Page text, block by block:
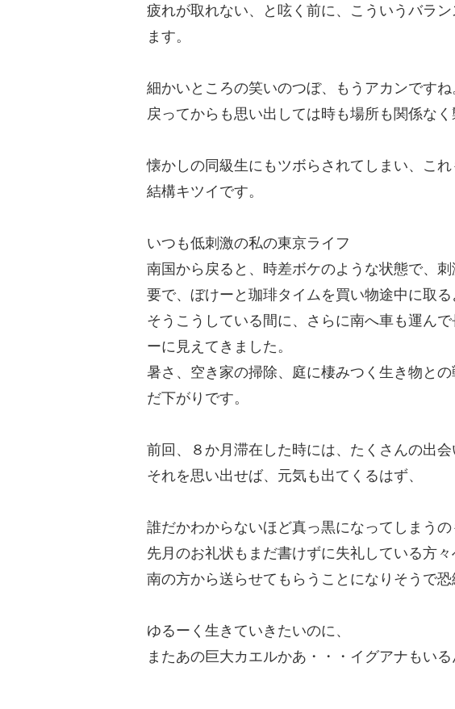
疲れが取れない、と呟く前に、こういうバラ
ます。
細かいところの笑いのつぼ、もうアカンですね
戻ってからも思い出しては時も場所も関係な
懐かしの同級生にもツボらされてしまい、こ
結構キツイです。
いつも低刺激の私の東京ライフ
南国から戻ると、時差ボケのような状態で、
要で、ぼけーと珈琲タイムを買い物途中に取る
そうこうしている間に、さらに南へ車も運ん
ーに見えてきました。
暑さ、空き家の掃除、庭に棲みつく生き物と
だ下がりです。
前回、８か月滞在した時には、たくさんの出会
それを思い出せば、元気も出てくるはず、
誰だかわからないほど真っ黒になってしまう
先月のお礼状もまだ書けずに失礼している方
南の方から送らせてもらうことになりそうで恐
ゆるーく生きていきたいのに、
またあの巨大カエルかあ・・・イグアナもい